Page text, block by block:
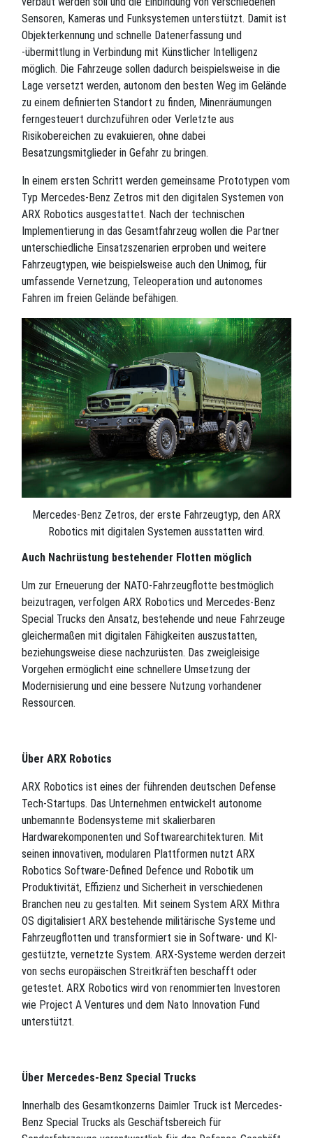
Sensoren, Kameras und Funksystemen unterstützt. Damit ist
Objekterkennung und schnelle Datenerfassung und
-übermittlung in Verbindung mit Künstlicher Intelligenz
möglich. Die Fahrzeuge sollen dadurch beispielsweise in die
Lage versetzt werden, autonom den besten Weg im Gelände
zu einem definierten Standort zu finden, Minenräumungen
ferngesteuert durchzuführen oder Verletzte aus
Risikobereichen zu evakuieren, ohne dabei
Besatzungsmitglieder in Gefahr zu bringen.
In einem ersten Schritt werden gemeinsame Prototypen vom
Typ Mercedes-Benz Zetros mit den digitalen Systemen von
ARX Robotics ausgestattet. Nach der technischen
Implementierung in das Gesamtfahrzeug wollen die Partner
unterschiedliche Einsatzszenarien erproben und weitere
Fahrzeugtypen, wie beispielsweise auch den Unimog, für
umfassende Vernetzung, Teleoperation und autonomes
Fahren im freien Gelände befähigen.
Mercedes-Benz Zetros, der erste Fahrzeugtyp, den ARX
Robotics mit digitalen Systemen ausstatten wird.
Auch Nachrüstung bestehender Flotten möglich
Um zur Erneuerung der NATO-Fahrzeugflotte bestmöglich
beizutragen, verfolgen ARX Robotics und Mercedes-Benz
Special Trucks den Ansatz, bestehende und neue Fahrzeuge
gleichermaßen mit digitalen Fähigkeiten auszustatten,
beziehungsweise diese nachzurüsten. Das zweigleisige
Vorgehen ermöglicht eine schnellere Umsetzung der
Modernisierung und eine bessere Nutzung vorhandener
Ressourcen.
Über ARX Robotics
ARX Robotics ist eines der führenden deutschen Defense
Tech-Startups. Das Unternehmen entwickelt autonome
unbemannte Bodensysteme mit skalierbaren
Hardwarekomponenten und Softwarearchitekturen. Mit
seinen innovativen, modularen Plattformen nutzt ARX
Robotics Software-Defined Defence und Robotik um
Produktivität, Effizienz und Sicherheit in verschiedenen
Branchen neu zu gestalten. Mit seinem System ARX Mithra
OS digitalisiert ARX bestehende militärische Systeme und
Fahrzeugflotten und transformiert sie in Software- und KI-
gestützte, vernetzte System. ARX-Systeme werden derzeit
von sechs europäischen Streitkräften beschafft oder
getestet. ARX Robotics wird von renommierten Investoren
wie Project A Ventures und dem Nato Innovation Fund
unterstützt.
Über Mercedes-Benz Special Trucks
Innerhalb des Gesamtkonzerns Daimler Truck ist Mercedes-
Benz Special Trucks als Geschäftsbereich für